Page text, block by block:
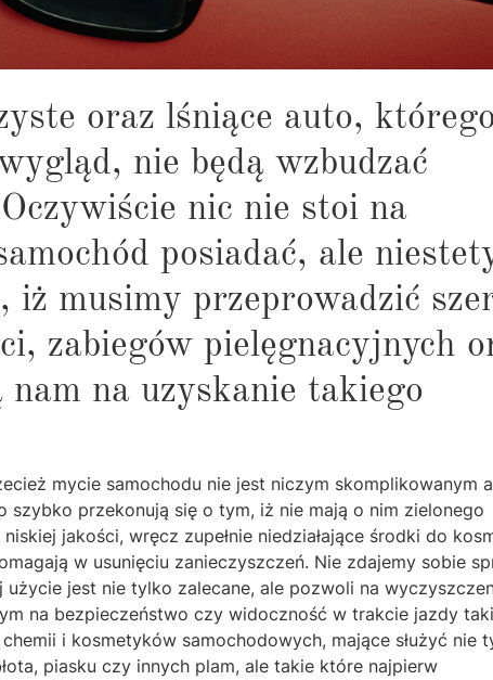
oraz lśniące auto,
nie będą wzbudzać
nic nie stoi na
posiadać, ale
iż musimy przeprowadzić
zabiegów pielęgnacyjnych
nam na uzyskanie takiego
mycie samochodu nie jest niczym skomplikowanym
przekonują się o tym, iż nie mają o nim zielonego
jakości, wręcz zupełnie niedziałające środki do
w usunięciu zanieczyszczeń. Nie zdajemy sobie
jest nie tylko zalecane, ale pozwoli na
na bezpieczeństwo czy widoczność w trakcie jazdy
i kosmetyków samochodowych, mające służyć nie
piasku czy innych plam, ale takie które najpierw